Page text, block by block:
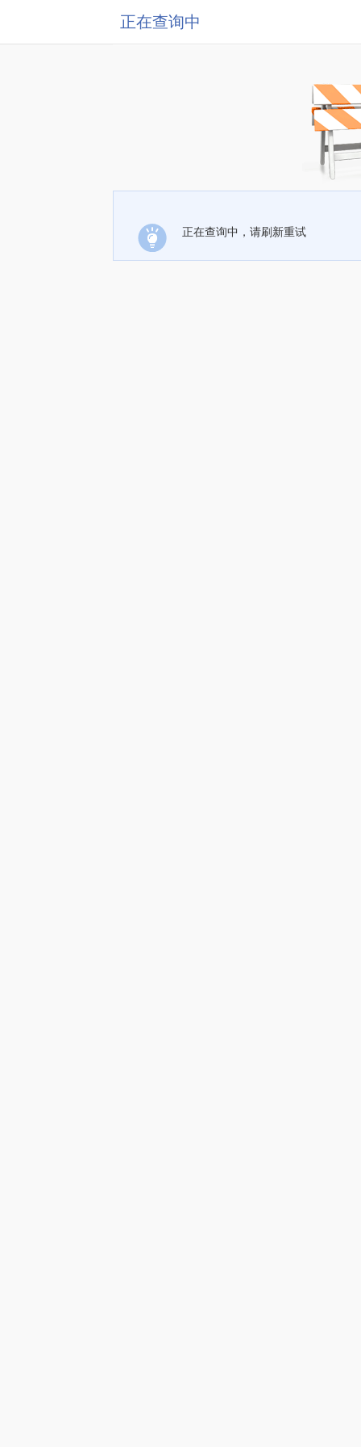
正在查询中
正在查询中，请刷新重试